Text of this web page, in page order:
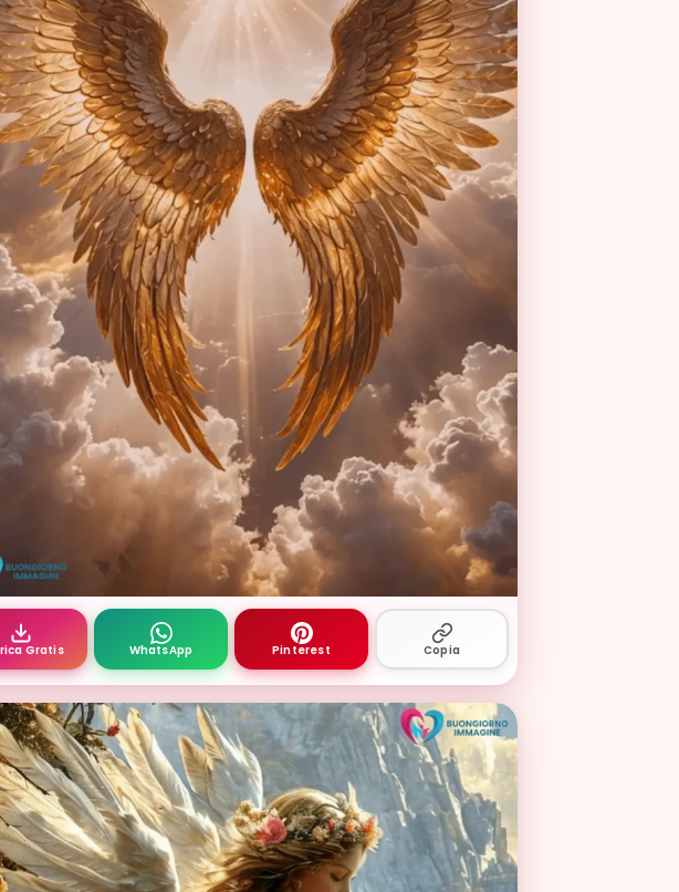
sorriso buongiorno nuove con montagne e nebbia leggera
Gratis WhatsApp Pinterest Copia